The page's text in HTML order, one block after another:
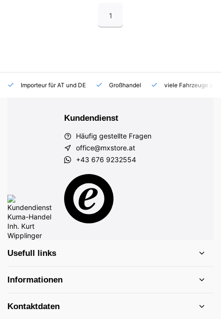
1
Importeur für AT und DE Großhandel viele Fahrzeuge auf
Kundendienst
Häufig gestellte Fragen
office@mxstore.at
+43 676 9232554
Usefull links
Informationen
Kontaktdaten